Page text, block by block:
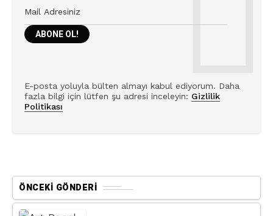
E-posta yoluyla bülten almayı kabul ediyorum. Daha
fazla bilgi için lütfen şu adresi inceleyin: Gizlilik
Politikası
ÖNCEKI GÖNDERI